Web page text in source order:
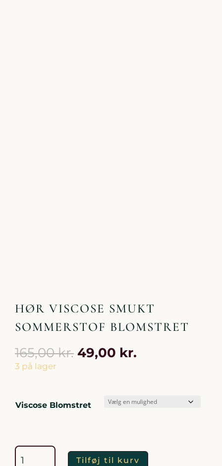
HØR VISCOSE SMUKT
SOMMERSTOF BLOMSTRET
165,00kr. Den
165,00 kr..
49,00 kr.
49,00 kr..
3 på lager
Viscose Blomstret
HØR
VISCOSE
SMUKT
SOMMERSTOF
BLOMSTRET
Tilføj til kurv